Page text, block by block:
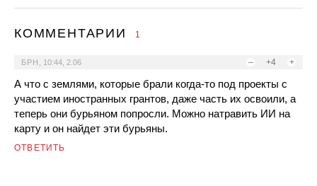
КОММЕНТАРИИ 1
– +4 +
БРН 10:44, 2.06
А что с землями, которые брали когда-то под проекты с
участием иностранных грантов, даже часть их освоили, а
теперь они бурьяном попросли. Можно натравить ИИ на
карту и он найдет эти бурьяны.
ОТВЕТИТЬ